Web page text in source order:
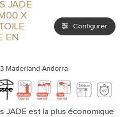
JADE
X
EN
Configurer
Maderland Andorra
JADE est la plus économique